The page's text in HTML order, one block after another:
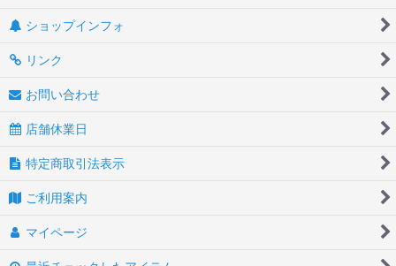
ショップインフォ
リンク
お問い合わせ
店舗休業日
特定商取引法表示
ご利用案内
マイページ